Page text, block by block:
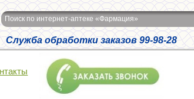
Поиск по интернет-аптеке «Фармация»
Служба обработки заказов 99-98-28